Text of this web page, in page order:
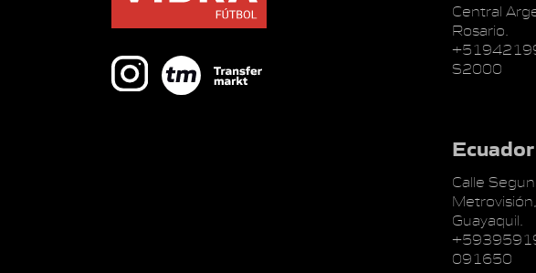
Central
Rosario.
S2000
Ecuador
Calle
Guayaquil.
091650